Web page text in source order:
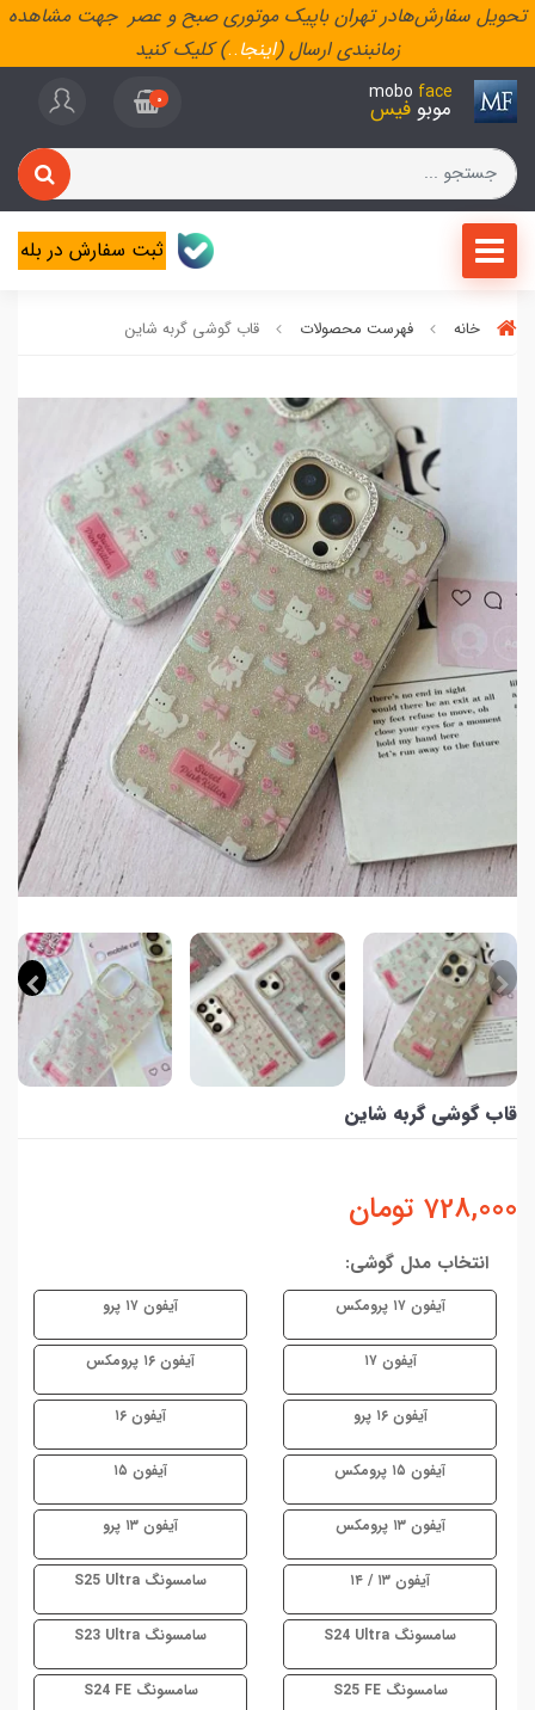
تحویل سفارش‌هادر تهران باپیک موتوری صبح و عصر جهت مشاهده
زمانبندی ارسال (اینجا..) کلیک کنید
mobo face
موبو فیس 0
ثبت سفارش در بله
خانه فهرست محصولات قاب گوشی گربه شاین
قاب گوشی گربه شاین
728,000 تومان
انتخاب مدل گوشی:
آیفون ۱۷ پرومکس آیفون ۱۷ پرو
آیفون ۱۷ آیفون ۱۶ پرومکس
آیفون ۱۶ پرو آیفون ۱۶
آیفون ۱۵ پرومکس آیفون ۱۵
آیفون ۱۳ پرومکس آیفون ۱۳ پرو
آیفون ۱۳ / ۱۴ سامسونگ S25 Ultra
سامسونگ S24 Ultra سامسونگ S23 Ultra
سامسونگ S25 FE سامسونگ S24 FE